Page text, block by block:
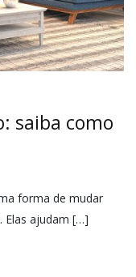
saiba como
forma de mudar
Elas ajudam […]